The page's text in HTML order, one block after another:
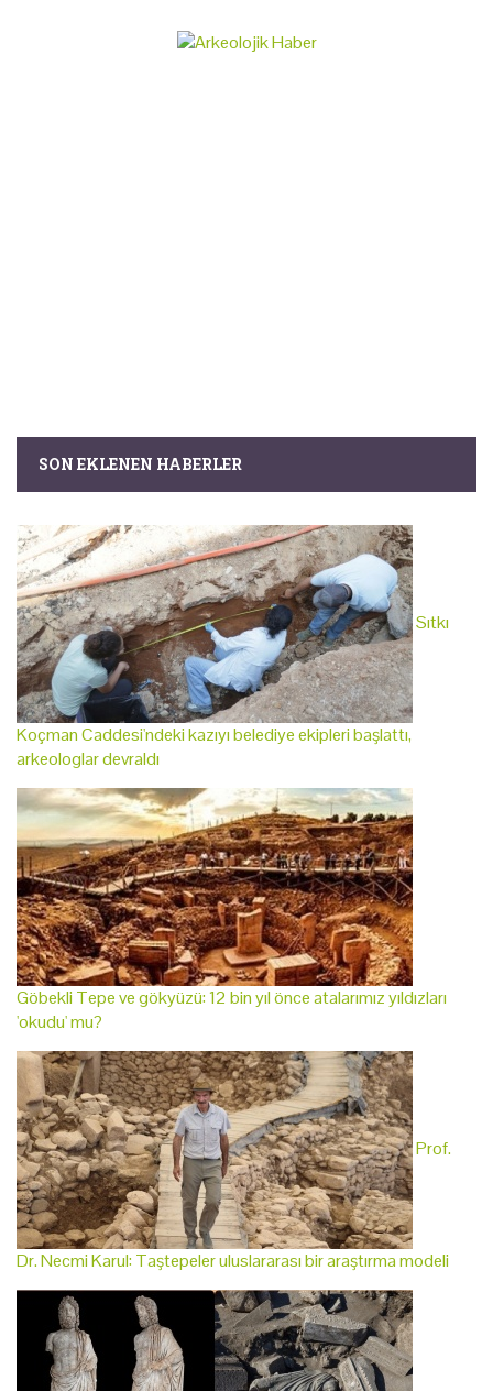
SON EKLENEN HABERLER
Sıtkı
Koçman Caddesi'ndeki kazıyı belediye ekipleri başlattı,
arkeologlar devraldı
Göbekli Tepe ve gökyüzü: 12 bin yıl önce atalarımız yıldızları
'okudu' mu?
Prof.
Dr. Necmi Karul: Taştepeler uluslararası bir araştırma modeli